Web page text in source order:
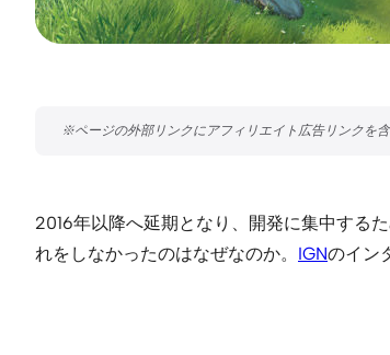
2016年以降へ延期となり、開発に集中する
れをしなかったのはなぜなのか。 IGNのイン